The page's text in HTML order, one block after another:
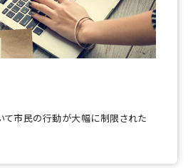
て市民の行動が大幅に制限された